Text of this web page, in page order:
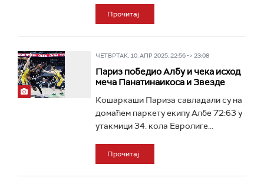
Прочитај
ЧЕТВРТАК, 10. АПР 2025, 22:56 -> 23:08
Париз победио Албу и чека исход
меча Панатинаикоса и Звезде
Кошаркаши Париза савладали су на
домаћем паркету екипу Албе 72:63 у
утакмици 34. кола Евролиге...
Прочитај